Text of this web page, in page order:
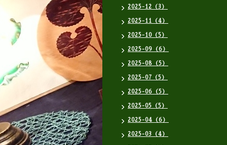
2025-12（3）
2025-11（4）
2025-10（5）
2025-09（6）
2025-08（5）
2025-07（5）
2025-06（5）
2025-05（5）
2025-04（6）
2025-03（4）